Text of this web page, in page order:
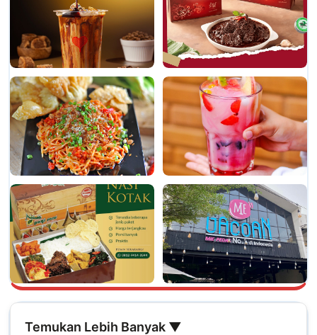
Temukan Lebih Banyak ▼